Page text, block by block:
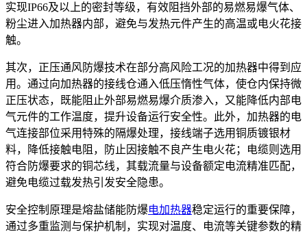
实现IP66及以上的密封等级，有效阻挡外部的易燃易爆气体、
粉尘进入加热器内部，避免与发热元件产生的高温或电火花接
触。
其次，正压通风防爆技术在部分高风险工况的加热器中得到应
用。通过向加热器的接线仓通入低压惰性气体，使仓内保持微
正压状态，既能阻止外部易燃易爆介质渗入，又能降低内部电
气元件的工作温度，提升设备运行安全性。此外，加热器的电
气连接部位采用特殊的隔爆处理，接线端子选用铜质镀银材
料，降低接触电阻，防止因接触不良产生电火花；电缆则选用
符合防爆要求的铜芯线，其载流量与设备额定电流精准匹配，
避免电缆过载发热引发安全隐患。
安全控制原理是熔盐储能防爆电加热器稳定运行的重要保障，
通过多重监测与保护机制，实现对温度、电流等关键参数的精